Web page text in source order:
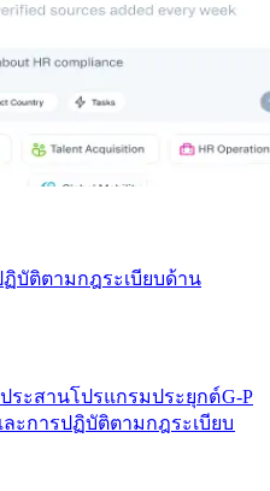
บัติตามกฎระเบียบด้าน
ระสานโปรแกรมประยุกต์​​G-P
ะการปฏิบัติตามกฎระเบียบ​​